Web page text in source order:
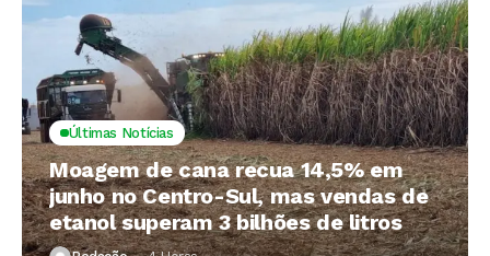
Últimas Notícias
Moagem de cana recua 14,5% em
junho no Centro-Sul, mas vendas de
etanol superam 3 bilhões de litros